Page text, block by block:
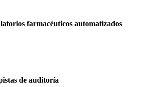
farmacéuticos automatizados
de auditoría